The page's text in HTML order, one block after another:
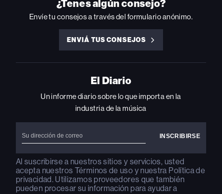
¿Tenes algún consejo?
Envíe tu consejos a través del formulario anónimo.
ENVIÁ TUS CONSEJOS
ENVIÁ
CONSEJOS
El Diario
Un informe diario sobre lo que importa en la
industria de la música
Al suscribirse a nuestros sitios y servicios, usted
acepta nuestros Términos de uso y nuestra Política de
privacidad. Utilizamos proveedores que también
pueden procesar su información para ayudar a